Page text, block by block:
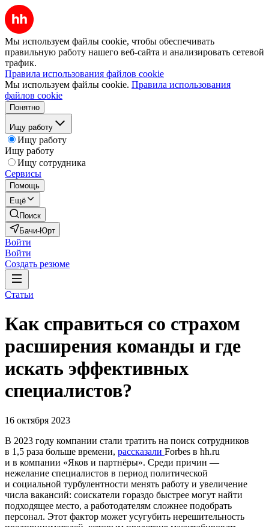
Мы используем файлы cookie, чтобы обеспечивать
правильную работу нашего веб-сайта и анализировать сетевой
трафик.
Правила использования файлов cookie
Мы используем файлы cookie. Правила использования
файлов cookie
Понятно
Ищу работу
Ищу работу
Ищу работу
Ищу сотрудника
Сервисы
Помощь
Ещё
Поиск
Бачи-Юрт
Войти
Войти
Создать резюме
Статьи
Как справиться со страхом
расширения команды и где
искать эффективных
специалистов?
16 октября 2023
В 2023 году компании стали тратить на поиск сотрудников
в 1,5 раза больше времени, рассказали Forbes в hh.ru
и в компании «Яков и партнёры». Среди причин —
нежелание специалистов в период политической
и социальной турбулентности менять работу и увеличение
числа вакансий: соискатели гораздо быстрее могут найти
подходящее место, а работодателям сложнее подобрать
персонал. Этот фактор может усугубить нерешительность